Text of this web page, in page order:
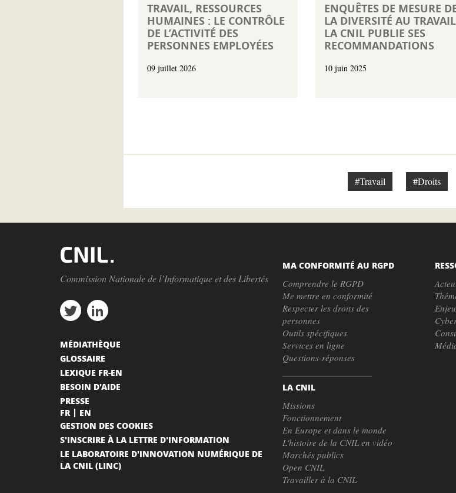
TRAVAIL, RESSOURCES
HUMAINES : LE CONTRÔLE
DE L’ACTIVITÉ DES
PERSONNES EMPLOYÉES
09 juillet 2026
ENQUÊTES DE MESURE
LA DIVERSITÉ AU
LA CNIL PUBLIE SES
RECOMMANDATIONS
10 juin 2025
#Travail #Droits
Commission Nationale de l’Informatique et des Libertés
MA CONFORMITÉ AU RGPD
Comprendre le RGPD
Me mettre en conformité
Respecter les droits des
personnes
Outils spécifiques
Services en ligne
Questions-réponses
LA CNIL
Missions
Fonctionnement
En Europe et dans le monde
L'histoire de la CNIL en vidéo
Marchés publics
Open CNIL
Travailler à la CNIL
MÉDIATHÈQUE
GLOSSAIRE
LEXIQUE FR-EN
BESOIN D'AIDE
PRESSE
FR
EN
GESTION DES COOKIES
S'INSCRIRE À LA LETTRE D'INFORMATION
LE LABORATOIRE D'INNOVATION NUMÉRIQUE DE
LA CNIL (LINC)